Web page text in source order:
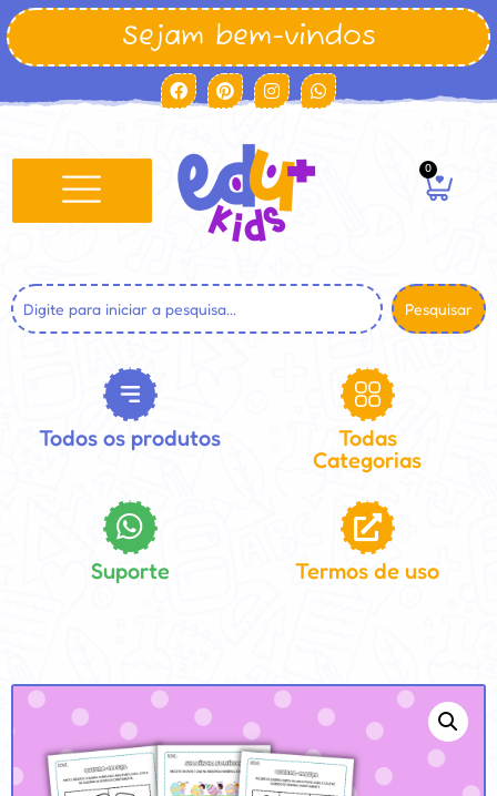
Sejam bem-vindos
0
Pesquisar
Todos os produtos
Todas
Categorias
Suporte Termos de uso